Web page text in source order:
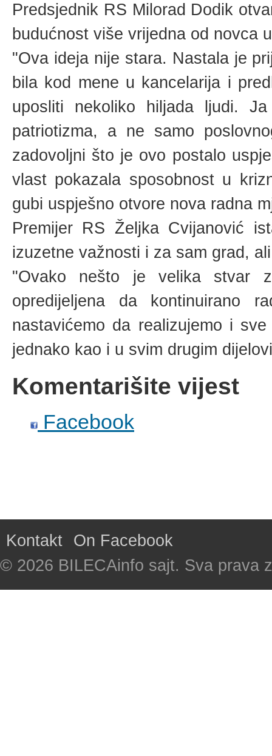
Predsjednik RS Milorad Dodik
budućnost više vrijedna od novca
"Ova ideja nije stara. Nastala je
bila kod mene u kancelarija i
uposliti nekoliko hiljada ljudi.
patriotizma, a ne samo
zadovoljni što je ovo postalo
vlast pokazala sposobnost u
gubi uspješno otvore nova radna
Premijer RS Željka Cvijanović
izuzetne važnosti i za sam grad,
"Ovako nešto je velika stvar
opredijeljena da kontinuirano
nastavićemo da realizujemo i
jednako kao i u svim drugim
Komentarišite vijest
Facebook
Kontakt
On Facebook
© 2026 BILECAinfo sajt. Sva prava